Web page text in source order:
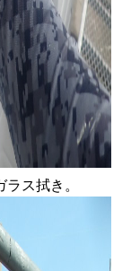
ス拭き。